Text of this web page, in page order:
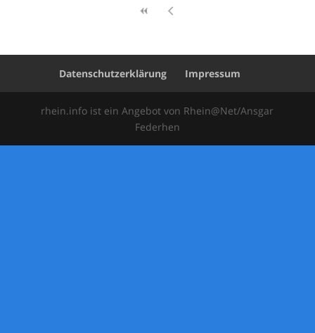
Datenschutzerklärung Impressum
rhein.info ist ein Angebot von Rhein@Net/Ansgar
Federhen